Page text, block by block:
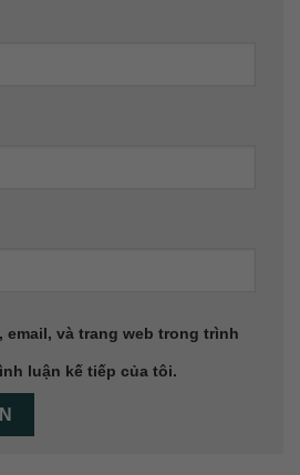
email, và trang web trong trình
luận kế tiếp của tôi.